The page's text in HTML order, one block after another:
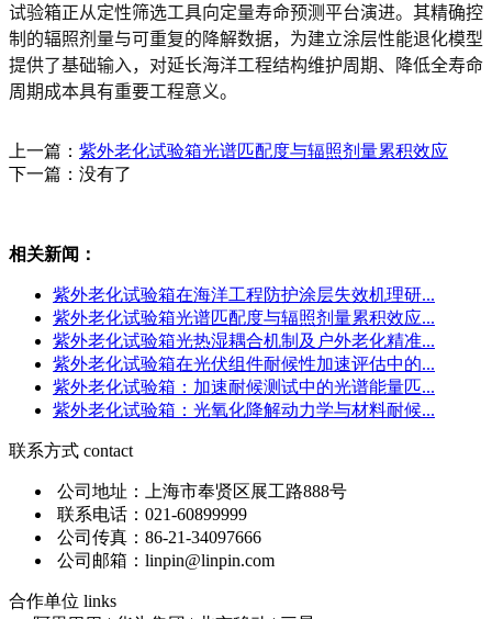
试验箱正从定性筛选工具向定量寿命预测平台演进。其精确控
制的辐照剂量与可重复的降解数据，为建立涂层性能退化模型
提供了基础输入，对延长海洋工程结构维护周期、降低全寿命
周期成本具有重要工程意义。
上一篇： 紫外老化试验箱光谱匹配度与辐照剂量累积效应
下一篇：没有了
相关新闻：
紫外老化试验箱在海洋工程防护涂层失效机理研...
紫外老化试验箱光谱匹配度与辐照剂量累积效应...
紫外老化试验箱光热湿耦合机制及户外老化精准...
紫外老化试验箱在光伏组件耐候性加速评估中的...
紫外老化试验箱：加速耐候测试中的光谱能量匹...
紫外老化试验箱：光氧化降解动力学与材料耐候...
联系方式 contact
公司地址：上海市奉贤区展工路888号
联系电话：021-60899999
公司传真：86-21-34097666
公司邮箱：linpin@linpin.com
合作单位 links